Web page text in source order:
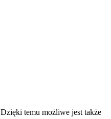
temu możliwe jest także